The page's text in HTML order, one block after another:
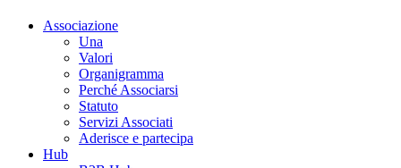
Associazione
Una
Valori
Organigramma
Perché Associarsi
Statuto
Servizi Associati
Aderisce e partecipa
Hub